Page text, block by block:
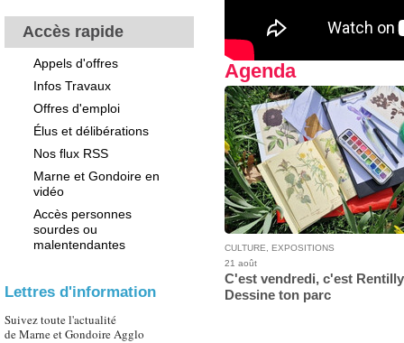
Accès rapide
Appels d'offres
Infos Travaux
Offres d'emploi
Élus et délibérations
Nos flux RSS
Marne et Gondoire en
vidéo
Accès personnes
sourdes ou
malentendantes
Lettres d'information
Suivez toute l'actualité
de Marne et Gondoire Agglo
Agenda
CULTURE, EXPOSITIONS
21 août
C'est vendredi, c'est
Dessine ton parc